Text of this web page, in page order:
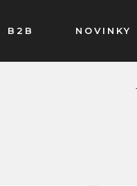
B2B NOVINKY